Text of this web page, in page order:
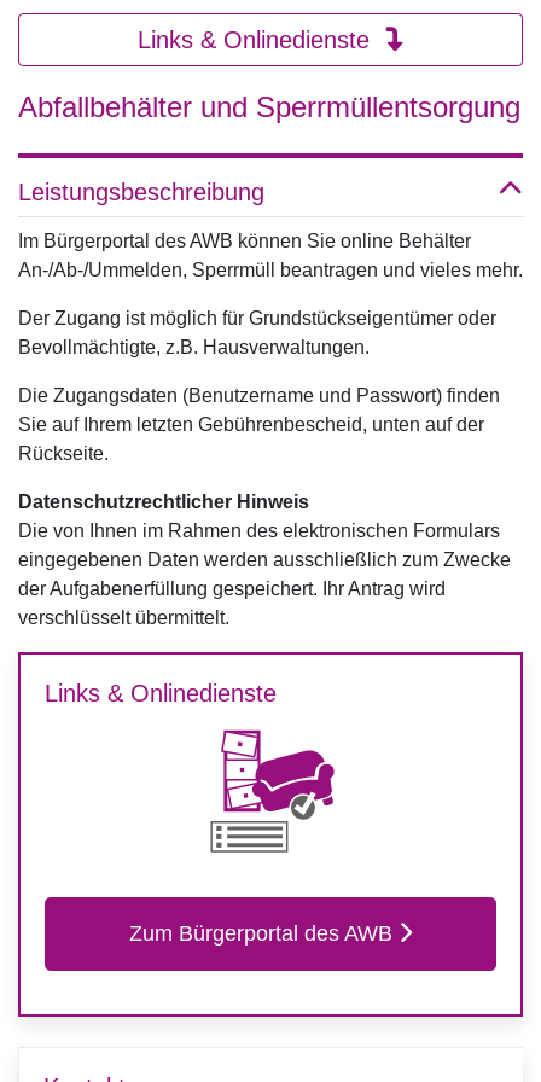
Links & Onlinedienste
Abfallbehälter und Sperrmüllentsorgung
Leistungsbeschreibung
Im Bürgerportal des AWB können Sie online Behälter
An-/Ab-/Ummelden, Sperrmüll beantragen und vieles mehr.
Der Zugang ist möglich für Grundstückseigentümer oder
Bevollmächtigte, z.B. Hausverwaltungen.
Die Zugangsdaten (Benutzername und Passwort) finden
Sie auf Ihrem letzten Gebührenbescheid, unten auf der
Rückseite.
Datenschutzrechtlicher Hinweis
Die von Ihnen im Rahmen des elektronischen Formulars
eingegebenen Daten werden ausschließlich zum Zwecke
der Aufgabenerfüllung gespeichert. Ihr Antrag wird
verschlüsselt übermittelt.
Links & Onlinedienste
Zum Bürgerportal des AWB